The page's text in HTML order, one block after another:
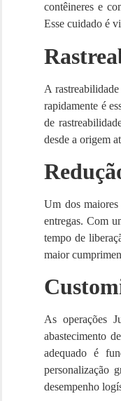
contêineres e
Esse cuidado é
A
rapidamente é
de
desde a origem
Um dos
entregas. Com
tempo de
maior
As operações
abastecimento
adequado é
personalização
desempenho